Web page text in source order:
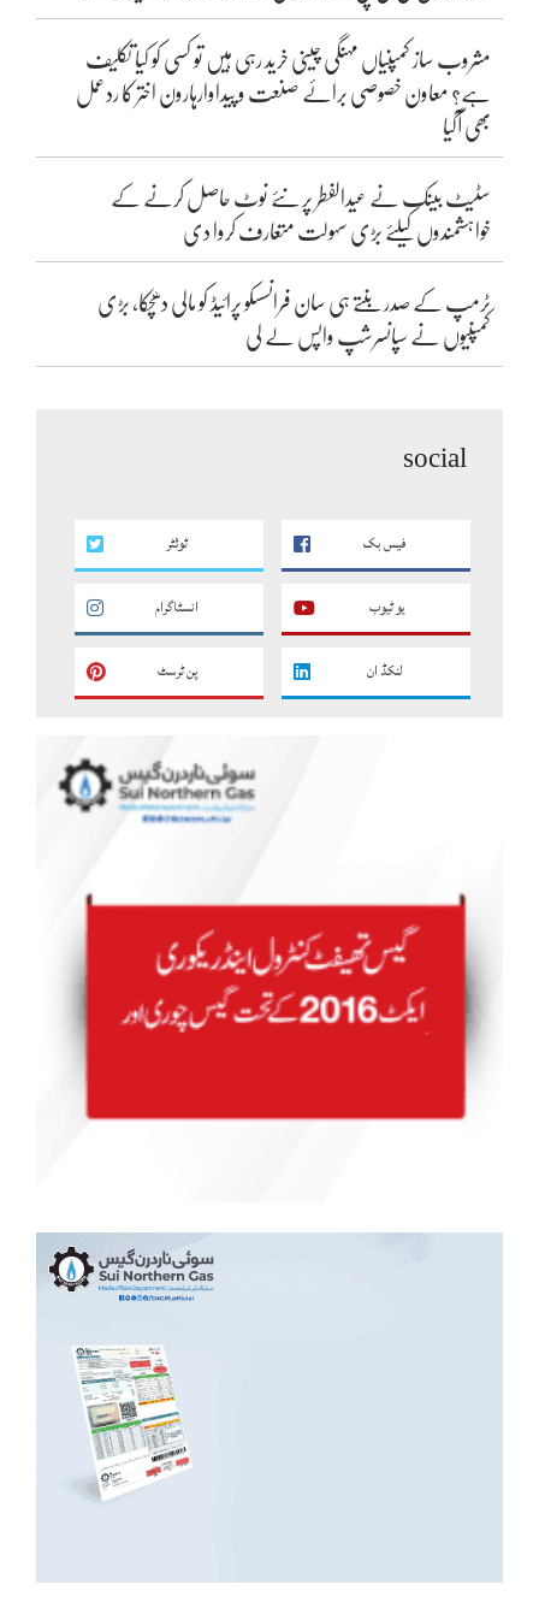
مشروب ساز کمپنیاں مہنگی چینی خرید رہی ہیں تو کسی کو کیا تکلیف
ہے؟ معاون خصوصی برائے صنعت و پیداوارہارون اختر کا ردعمل
بھی آگیا
سٹیٹ بینک نے عیدالفطر پر نئے نوٹ حاصل کرنے کے
خواہشمندوں کیلئے بڑی سہولت متعارف کروا دی
ٹرمپ کے صدر بنتے ہی سان فرانسسکو پرائیڈ کو مالی دھچکا، بڑی
کمپنیوں نے سپانسرشپ واپس لے لی
social
فیس بک ٹوئٹر
یو ٹیوب انسٹاگرام
لنکڈ ان پن ٹرسٹ